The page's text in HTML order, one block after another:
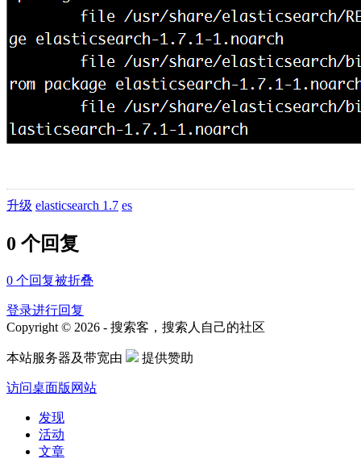
升级 elasticsearch 1.7 es
0 个回复
0 个回复被折叠
登录进行回复
Copyright © 2026 - 搜索客，搜索人自己的社区
本站服务器及带宽由 提供赞助
访问桌面版网站
发现
活动
文章